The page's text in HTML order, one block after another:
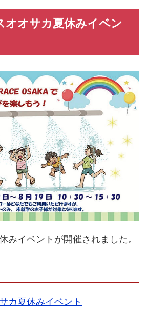
オオサカ夏休みイベン
みイベントが開催されました。
カ夏休みイベント